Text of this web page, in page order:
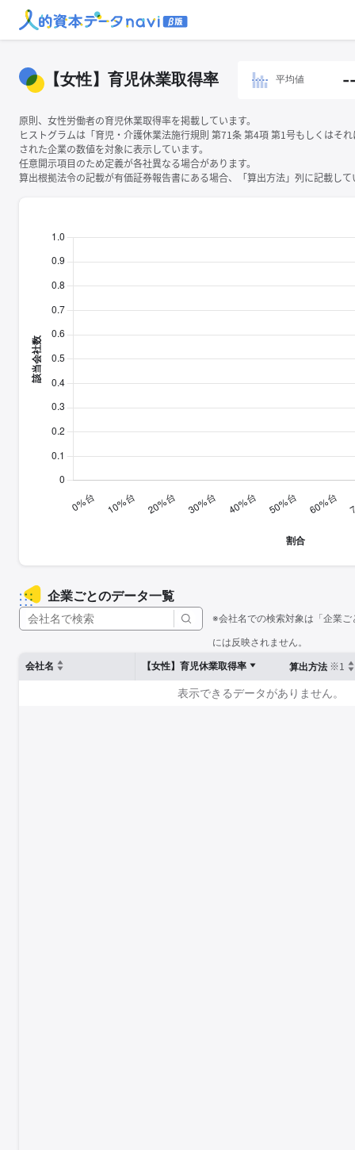
【女性】育児休業取得率 平均値
原則、女性労働者の育児休業取得率を掲載しています。
ヒストグラムは「育児・介護休業法施行規則 第71条 第4項 第1号もしくはそ
された企業の数値を対象に表示しています。
任意開示項目のため定義が各社異なる場合があります。
算出根拠法令の記載が有価証券報告書にある場合、「算出方法」列に記載し
企業ごとのデータ一覧
※会社名での検索対象は「企業
には反映されません。
会社名
【女性】育児休業取得率 算出方法 ※1
表示できるデータがありません。